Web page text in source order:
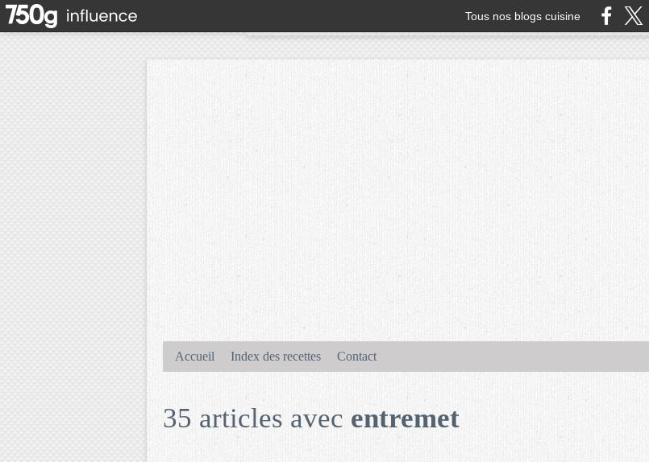
Tous nos blogs cuisine
Accueil Index des recettes Contact
35 articles avec entremet